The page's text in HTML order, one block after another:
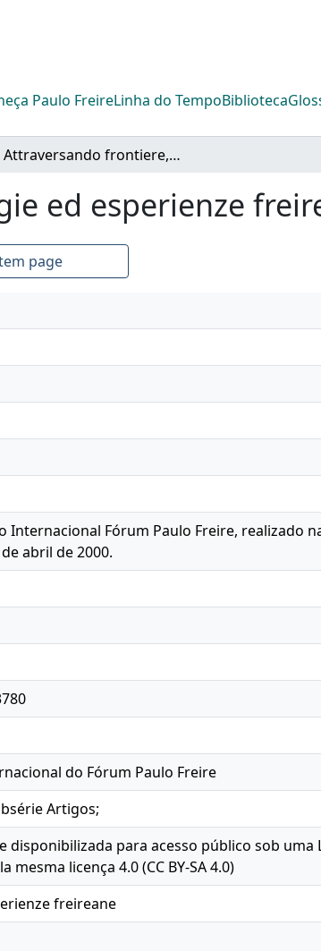
Paulo FreireLinha do TempoBiblioteca
Attraversando frontiere, metodologie ed esperienze freireane
ed esperienze
page
Fórum Paulo Freire, realizado
abril de 2000.
do Fórum Paulo Freire
Artigos;
para acesso público sob uma
licença 4.0 (CC BY-SA 4.0)
freireane